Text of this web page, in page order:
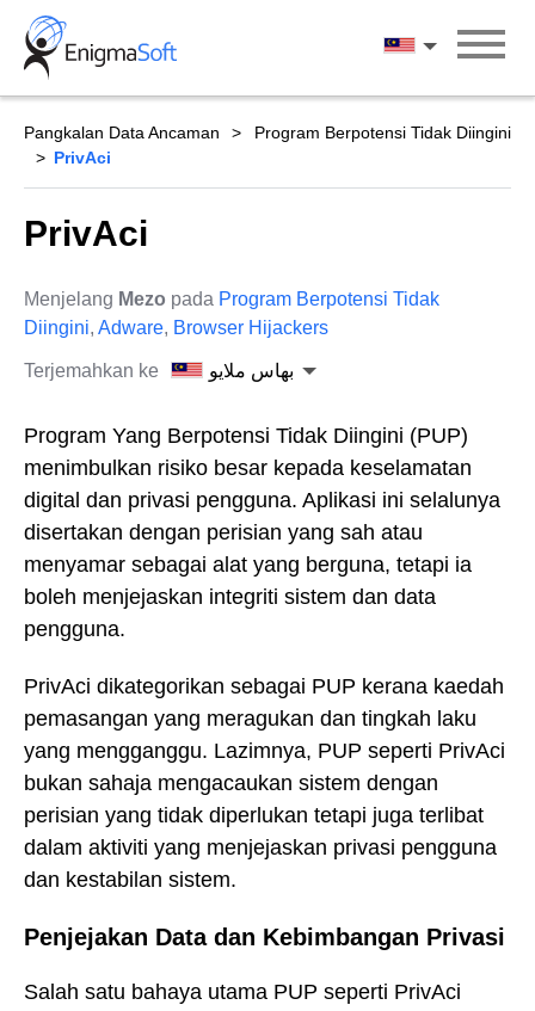
Skip
content
بهاس ملايو
Pangkalan Data Ancaman
Program Berpotensi Tidak Diingini
PrivAci
PrivAci
Menjelang Mezo pada Program Berpotensi Tidak
Diingini, Adware, Browser Hijackers
Terjemahkan ke بهاس ملايو
Program Yang Berpotensi Tidak Diingini (PUP)
menimbulkan risiko besar kepada keselamatan
digital dan privasi pengguna. Aplikasi ini selalunya
disertakan dengan perisian yang sah atau
menyamar sebagai alat yang berguna, tetapi ia
boleh menjejaskan integriti sistem dan data
pengguna.
PrivAci dikategorikan sebagai PUP kerana kaedah
pemasangan yang meragukan dan tingkah laku
yang mengganggu. Lazimnya, PUP seperti PrivAci
bukan sahaja mengacaukan sistem dengan
perisian yang tidak diperlukan tetapi juga terlibat
dalam aktiviti yang menjejaskan privasi pengguna
dan kestabilan sistem.
Penjejakan Data dan Kebimbangan Privasi
Salah satu bahaya utama PUP seperti PrivAci